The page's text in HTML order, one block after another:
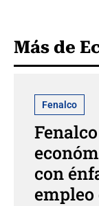
Más de
Fenalco
con